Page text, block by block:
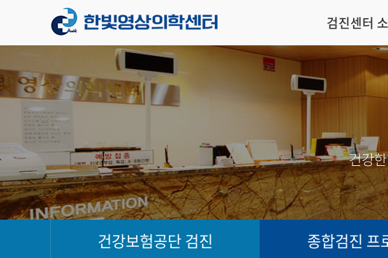
검진센터
건강
건강보험공단 검진 종합검진 프